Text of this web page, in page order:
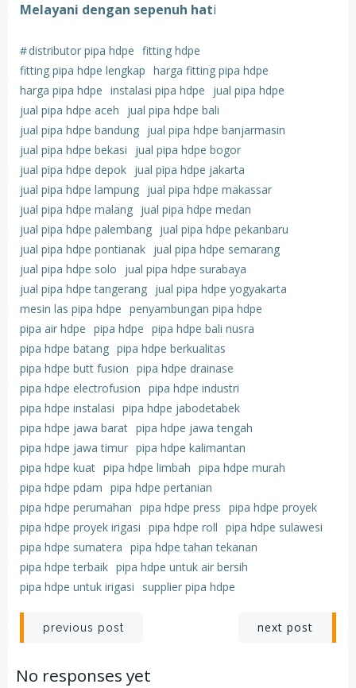
Melayani dengan sepenuh hati
#distributor pipa hdpe fitting hdpe
fitting pipa hdpe lengkap harga fitting pipa hdpe
harga pipa hdpe instalasi pipa hdpe
jual pipa hdpe
jual pipa hdpe aceh
jual pipa hdpe bali
jual pipa hdpe bandung jual pipa hdpe banjarmasin
jual pipa hdpe bekasi
jual pipa hdpe bogor
jual pipa hdpe depok jual pipa hdpe jakarta
jual pipa hdpe lampung jual pipa hdpe makassar
jual pipa hdpe malang jual pipa hdpe medan
jual pipa hdpe palembang jual pipa hdpe pekanbaru
jual pipa hdpe pontianak jual pipa hdpe semarang
jual pipa hdpe solo
jual pipa hdpe surabaya
jual pipa hdpe tangerang jual pipa hdpe yogyakarta
mesin las pipa hdpe penyambungan pipa hdpe
pipa air hdpe pipa hdpe pipa hdpe bali nusra
pipa hdpe batang pipa hdpe berkualitas
pipa hdpe butt fusion pipa hdpe drainase
pipa hdpe electrofusion pipa hdpe industri
pipa hdpe instalasi pipa hdpe jabodetabek
pipa hdpe jawa barat pipa hdpe jawa tengah
pipa hdpe jawa timur pipa hdpe kalimantan
pipa hdpe kuat pipa hdpe limbah pipa hdpe murah
pipa hdpe pdam pipa hdpe pertanian
pipa hdpe perumahan pipa hdpe press pipa hdpe proyek
pipa hdpe proyek irigasi pipa hdpe roll pipa hdpe sulawesi
pipa hdpe sumatera pipa hdpe tahan tekanan
pipa hdpe terbaik pipa hdpe untuk air bersih
pipa hdpe untuk irigasi
supplier pipa hdpe
Post
navigation
previous post next post
No responses yet